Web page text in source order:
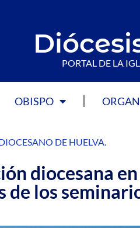
PORTAL DE LA
OBISPO
DE HUELVA.
diocesana
de los